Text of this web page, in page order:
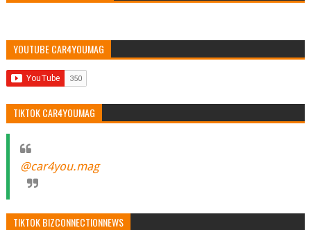
YOUTUBE CAR4YOUMAG
TIKTOK CAR4YOUMAG
@car4you.mag
TIKTOK BIZCONNECTIONNEWS